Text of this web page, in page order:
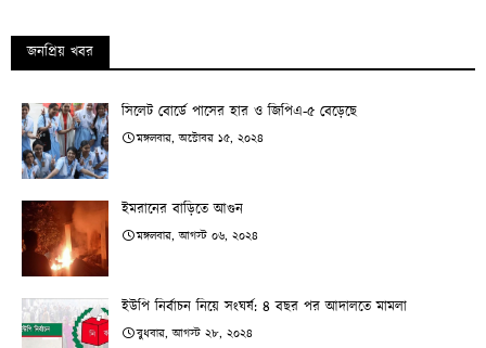
জনপ্রিয় খবর
সিলেট বোর্ডে পাসের হার ও জিপিএ-৫ বেড়েছে
মঙ্গলবার, অক্টোবর ১৫, ২০২৪
ইমরানের বাড়িতে আগুন
মঙ্গলবার, আগস্ট ০৬, ২০২৪
ইউপি নির্বাচন নিয়ে সংঘর্ষ: ৪ বছর পর আদালতে মামলা
বুধবার, আগস্ট ২৮, ২০২৪